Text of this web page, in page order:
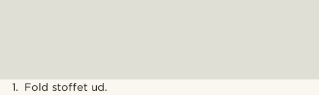
Fold stoffet ud.